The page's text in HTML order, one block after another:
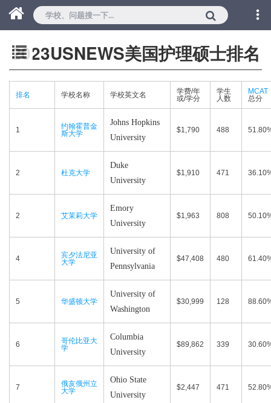
2023USNEWS美国护理硕士排名
排名 学校名称 学校英文名
学费/年
或/学分
学生
人数
MCAT
总分
1
约翰霍普金
斯大学
Johns Hopkins
University
$1,790 488
2 杜克大学
Duke
University
$1,910 471
2 艾茉莉大学
Emory
University
$1,963 808
4
宾夕法尼亚
大学
University of
Pennsylvania
$47,408 480
5 华盛顿大学
University of
Washington
$30,999 128
6
哥伦比亚大
学
Columbia
University
$89,862 339
7
俄亥俄州立
大学
Ohio State
University
$2,447 471